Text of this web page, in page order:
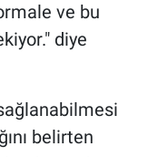
ve bu
diye
belirten